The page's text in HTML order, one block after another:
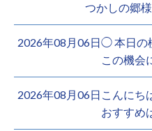
つかしの郷
2026年08月06日◯ 本日の
この機会
2026年08月06日こんにち
おすすめ